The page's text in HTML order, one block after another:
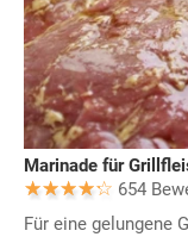
Marinade für
654
Für eine gelungene